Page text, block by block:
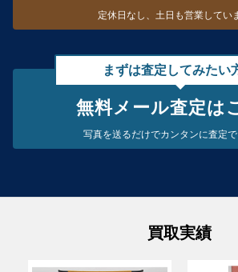
定休日なし、 土日も営業してい
まずは査定してみたい
無料メール査定は
写真を送るだけでカンタンに査定で
買取実績